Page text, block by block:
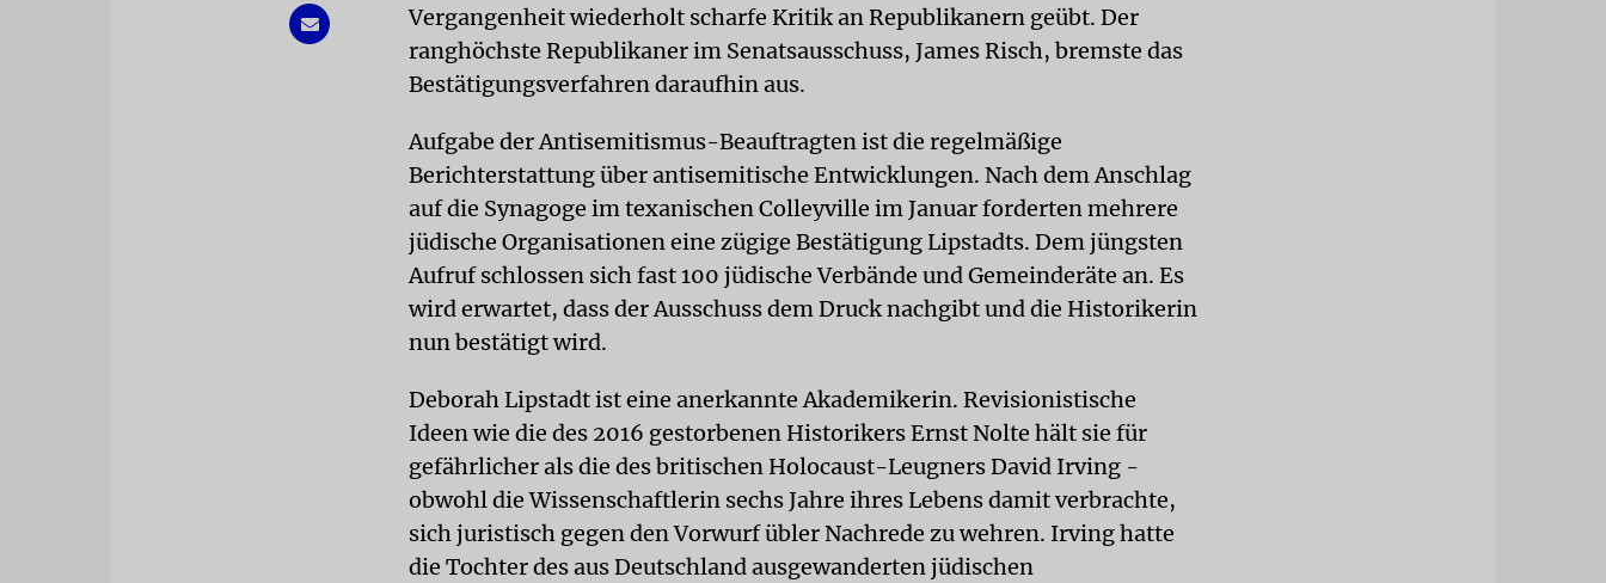
Vergangenheit wiederholt scharfe Kritik an Republikanern geübt. Der
ranghöchste Republikaner im Senatsausschuss, James Risch, bremste das
Bestätigungsverfahren daraufhin aus.
Aufgabe der Antisemitismus-Beauftragten ist die regelmäßige
Berichterstattung über antisemitische Entwicklungen. Nach dem Anschlag
auf die Synagoge im texanischen Colleyville im Januar forderten mehrere
jüdische Organisationen eine zügige Bestätigung Lipstadts. Dem jüngsten
Aufruf schlossen sich fast 100 jüdische Verbände und Gemeinderäte an. Es
wird erwartet, dass der Ausschuss dem Druck nachgibt und die Historikerin
nun bestätigt wird.
Deborah Lipstadt ist eine anerkannte Akademikerin. Revisionistische
Ideen wie die des 2016 gestorbenen Historikers Ernst Nolte hält sie für
gefährlicher als die des britischen Holocaust-Leugners David Irving -
obwohl die Wissenschaftlerin sechs Jahre ihres Lebens damit verbrachte,
sich juristisch gegen den Vorwurf übler Nachrede zu wehren. Irving hatte
die Tochter des aus Deutschland ausgewanderten jüdischen